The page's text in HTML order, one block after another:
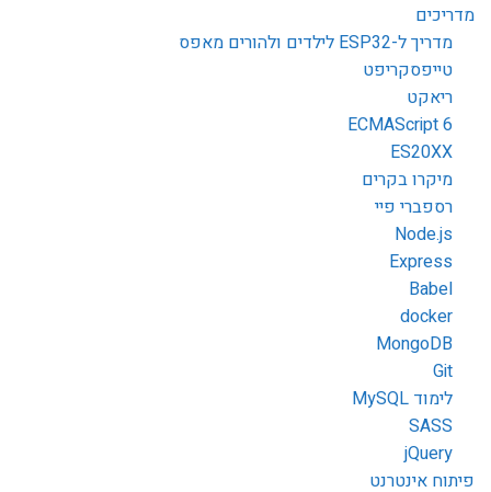
מדריכים
מדריך ל-ESP32 לילדים ולהורים מאפס
טייפסקריפט
ריאקט
ECMAScript 6
ES20XX
מיקרו בקרים
רספברי פיי
Node.js
Express
Babel
docker
MongoDB
Git
לימוד MySQL
SASS
jQuery
פיתוח אינטרנט